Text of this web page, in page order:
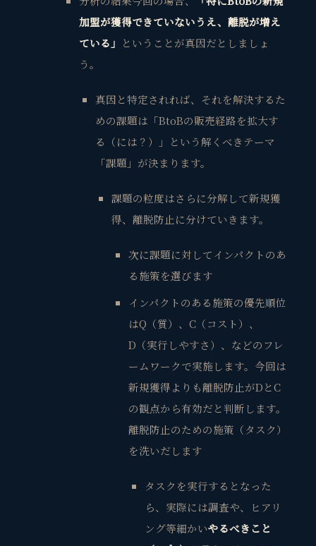
加盟が獲得できていないうえ、離脱が増え
ている」 ということが真因だとしましょ
う。
真因と特定されれば、それを解決するた
めの課題は「BtoBの販売経路を拡大す
る （には？）」という解くべきテーマ
「課題」が決まります。
課題の粒度はさらに分解して新規獲
得、離脱防止に分けていきます。
次に課題に対してインパクトのあ
る施策を選びます
インパクトのある施策の優先順位
はQ（質）、C（コスト）、
D（実行しやすさ）、などのフレ
ームワークで実施します。今回は
新規獲得よりも離脱防止がDとC
の観点から有効だと判断します。
離脱防止のための施策（タスク）
を洗いだします
タスクを実行するとなった
ら、実際には調査や、ヒアリ
ング等細かいやるべきこと